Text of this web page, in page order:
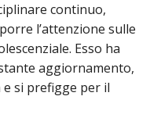
continuo,
l’attenzione sulle
Esso ha
aggiornamento,
si prefigge per il